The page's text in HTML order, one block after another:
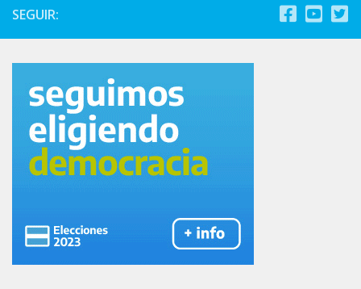
SEGUIR: